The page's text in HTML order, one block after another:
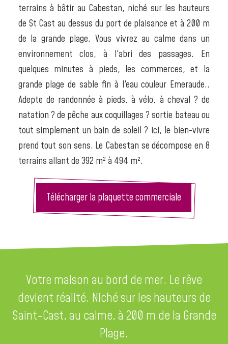
terrains à bâtir au Cabestan, niché sur les hauteurs
de St Cast au dessus du port de plaisance et à 200 m
de la grande plage. Vous vivrez au calme dans un
environnement clos, à l'abri des passages. En
quelques minutes à pieds, les commerces, et la
grande plage de sable fin à l'eau couleur Emeraude..
Adepte de randonnée à pieds, à vélo, à cheval ? de
natation ? de pêche aux coquillages ? sortie bateau ou
tout simplement un bain de soleil ? ici, le bien-vivre
prend tout son sens. Le Cabestan se décompose en 8
terrains allant de 392 m² à 494 m².
Télécharger la plaquette commerciale
Votre maison au bord de mer. Le rêve
devient réalité. Niché sur les hauteurs de
Saint-Cast, au calme, à 200 m de la Grande
Plage.